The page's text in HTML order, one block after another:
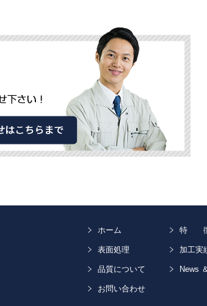
ホーム
表面処理
品質について
お問い合わせ
特
加工実
News